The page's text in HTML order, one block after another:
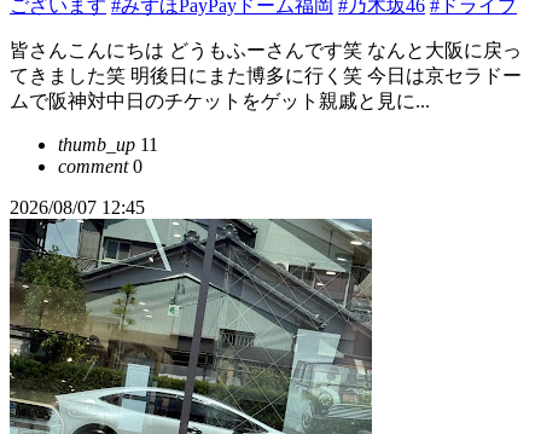
ございます #みずほPayPayドーム福岡 #乃木坂46 #ドライブ
皆さんこんにちは どうもふーさんです笑 なんと大阪に戻っ
てきました笑 明後日にまた博多に行く笑 今日は京セラドー
ムで阪神対中日のチケットをゲット親戚と見に...
thumb_up 11
comment0
2026/08/07 12:45